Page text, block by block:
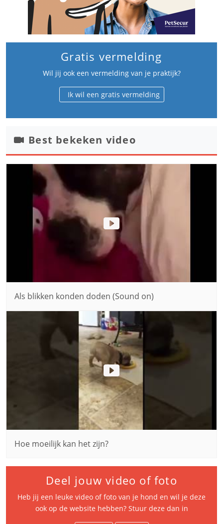
Gratis vermelding
Wil jij ook een vermelding van je praktijk?
Ik wil een gratis vermelding
Best bekeken video
Als blikken konden doden (Sound on)
Hoe moeilijk kan het zijn?
Deel jouw video of foto
Heb jij een leuke video of foto van je hond en wil je deze
ook op de website hebben? Stuur deze dan in